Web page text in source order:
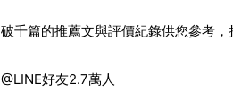
破千篇的推薦文與評價紀錄供您參考，
@LINE好友2.7萬人